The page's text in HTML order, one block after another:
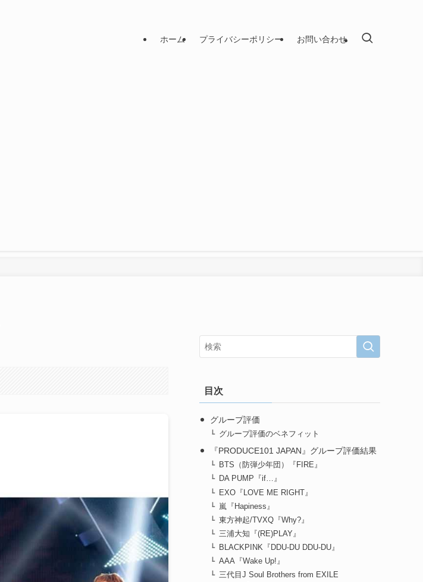
ホーム プライバシーポリシー お問い合わせ
目次
グループ評価
グループ評価のベネフィット
『PRODUCE101 JAPAN』グループ評価結果
BTS（防弾少年団）『FIRE』
DA PUMP『if…』
EXO『LOVE ME RIGHT』
嵐『Hapiness』
東方神起/TVXQ『Why?』
三浦大知『(RE)PLAY』
BLACKPINK『DDU-DU DDU-DU』
AAA『Wake Up!』
三代目J Soul Brothers from EXILE